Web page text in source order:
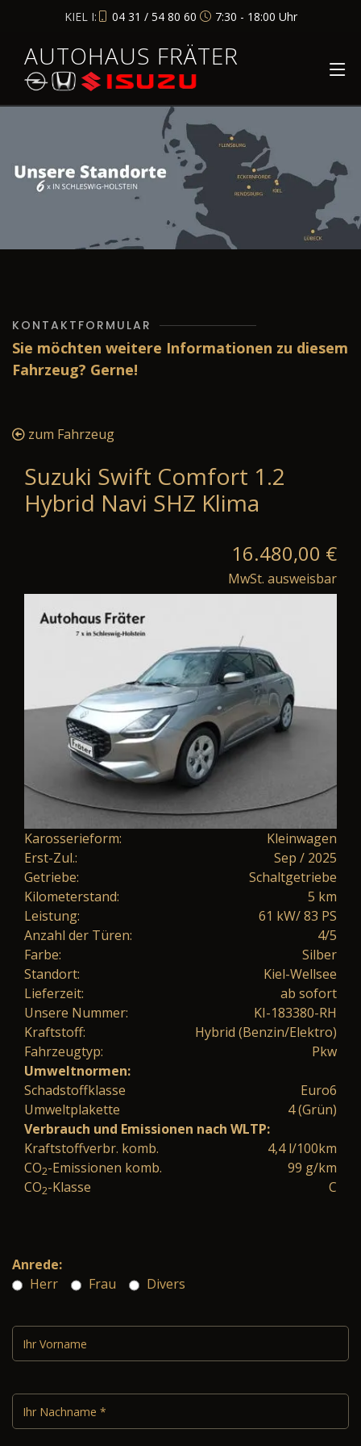
KIEL I: 04 31 / 54 80 60 7:30 - 18:00 Uhr
AUTOHAUS FRÄTER
KONTAKTFORMULAR
Sie möchten weitere Informationen zu diesem
Fahrzeug? Gerne!
zum Fahrzeug
Suzuki Swift Comfort 1.2
Hybrid Navi SHZ Klima
16.480,00 €
MwSt. ausweisbar
Karosserieform:
Kleinwagen
Erst-Zul.:
Sep / 2025
Getriebe:
Schaltgetriebe
Kilometerstand:
5 km
Leistung:
61 kW/ 83 PS
Anzahl der Türen:
4/5
Farbe:
Silber
Standort:
Kiel-Wellsee
Lieferzeit:
ab sofort
Unsere Nummer:
KI-183380-RH
Kraftstoff:
Hybrid (Benzin/Elektro)
Fahrzeugtyp:
Pkw
Umweltnormen:
Schadstoffklasse
Euro6
Umweltplakette
4 (Grün)
Verbrauch und Emissionen nach WLTP:
Kraftstoffverbr. komb.
4,4 l/100km
CO2-Emissionen komb.
99 g/km
CO2-Klasse C
Anrede:
Herr
Frau Divers